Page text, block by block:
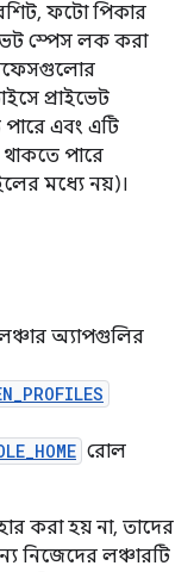
ফটো পিকার
স্পেস লক করা
প্রাইভেট
এবং এটি
পারে
মধ্যে নয়)।
অ্যাপগুলির
রোল
করা হয় না, তাদের
নিজেদের লঞ্চারটি